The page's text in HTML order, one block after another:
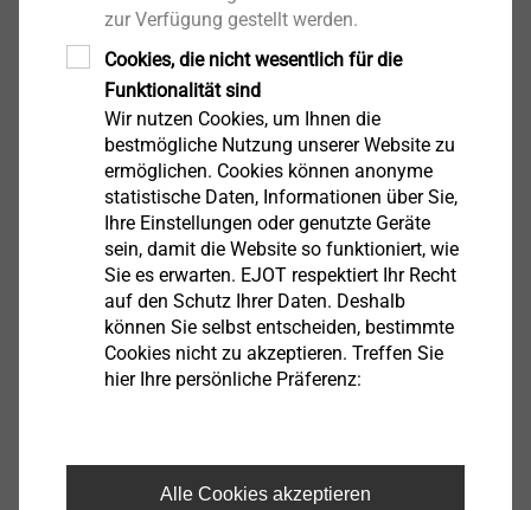
5763060512
FBS-R-6,3x80
5763080512
FBS-R-6,3x100
FBS-R-6,3x120
5763120512
FBS-R-6,3x140
zur Verfügung gestellt werden.
Cookies, die nicht wesentlich für die
Funktionalität sind
Wir nutzen Cookies, um Ihnen die
bestmögliche Nutzung unserer Website zu
ermöglichen. Cookies können anonyme
statistische Daten, Informationen über Sie,
Ihre Einstellungen oder genutzte Geräte
sein, damit die Website so funktioniert, wie
Sie es erwarten. EJOT respektiert Ihr Recht
auf den Schutz Ihrer Daten. Deshalb
können Sie selbst entscheiden, bestimmte
Cookies nicht zu akzeptieren. Treffen Sie
hier Ihre persönliche Präferenz:
Alle Cookies akzeptieren